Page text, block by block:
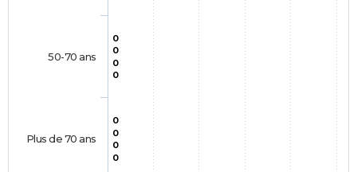
0
0
0
0
0
0
0
0
50-70 ans
Plus de 70 ans